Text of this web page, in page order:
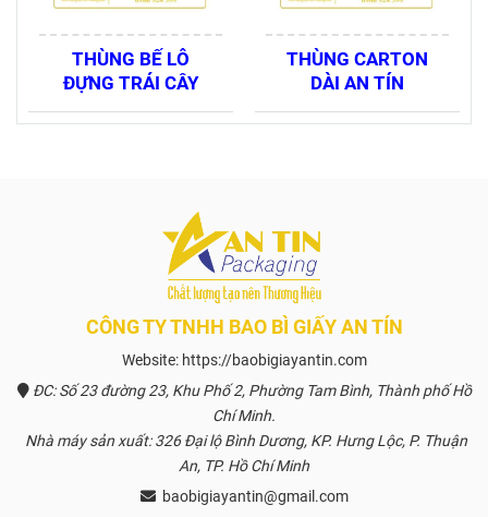
THÙNG BẾ LỖ
ĐỰNG TRÁI CÂY
THÙNG CARTON
DÀI AN TÍN
CÔNG TY TNHH BAO BÌ GIẤY AN TÍN
Website: https://baobigiayantin.com
ĐC: Số 23 đường 23, Khu Phố 2, Phường Tam Bình, Thành phố Hồ
Chí Minh.
Nhà máy sản xuất: 326 Đại lộ Bình Dương, KP. Hưng Lộc, P. Thuận
An, TP. Hồ Chí Minh
baobigiayantin@gmail.com